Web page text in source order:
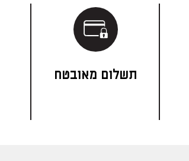
תשלום מאובטח